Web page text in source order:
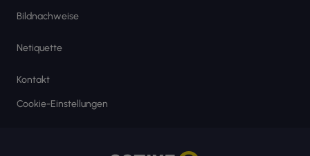
Bildnachweise
Netiquette
Kontakt
Cookie-Einstellungen